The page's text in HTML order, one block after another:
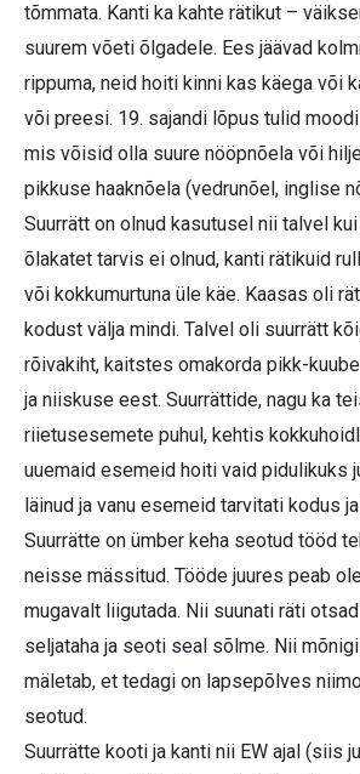
tõmmata. Kanti ka kahte rätikut –
suurem võeti õlgadele. Ees jäävad
rippuma, neid hoiti kinni kas käega või
või preesi. 19. sajandi lõpus tulid
mis võisid olla suure nööpnõela või
pikkuse haaknõela (vedrunõel, inglise
Suurrätt on olnud kasutusel nii talvel
õlakatet tarvis ei olnud, kanti rätikuid
või kokkumurtuna üle käe. Kaasas oli
kodust välja mindi. Talvel oli suurrätt
rõivakiht, kaitstes omakorda pikk-
ja niiskuse eest. Suurrättide, nagu ka
riietusesemete puhul, kehtis
uuemaid esemeid hoiti vaid pidulikuks
läinud ja vanu esemeid tarvitati kodus
Suurrätte on ümber keha seotud tööd
neisse mässitud. Tööde juures peab
mugavalt liigutada. Nii suunati räti
seljataha ja seoti seal sõlme. Nii
mäletab, et tedagi on lapsepõlves
seotud.
Suurrätte kooti ja kanti nii EW ajal (siis